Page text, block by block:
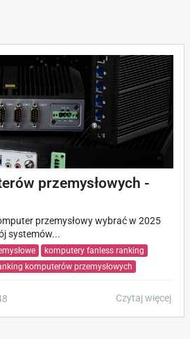
przemysłowych -
przemysłowy wybrać w 2025
systemów...
komputery fanless ranking
komputerów przemysłowych
Czytaj więcej